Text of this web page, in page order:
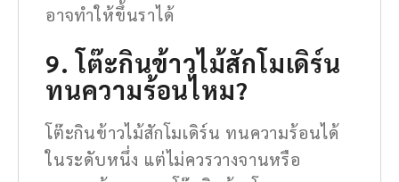
อาจทำให้ขึ้นราได้
9. โต๊ะกินข้าวไม้สักโมเดิร์น
ทนความร้อนไหม?
โต๊ะกินข้าวไม้สักโมเดิร์น ทนความร้อนได้
ในระดับหนึ่ง แต่ไม่ควรวางจานหรือ